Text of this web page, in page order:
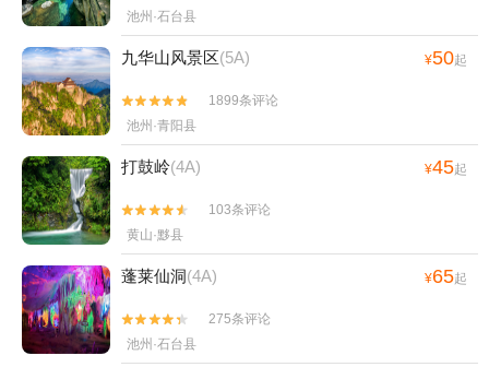
池州·石台县
九华山风景区(5A) ¥50起


1899条评论
池州·青阳县
打鼓岭(4A) ¥45起


103条评论
黄山·黟县
蓬莱仙洞(4A) ¥65起


275条评论
池州·石台县